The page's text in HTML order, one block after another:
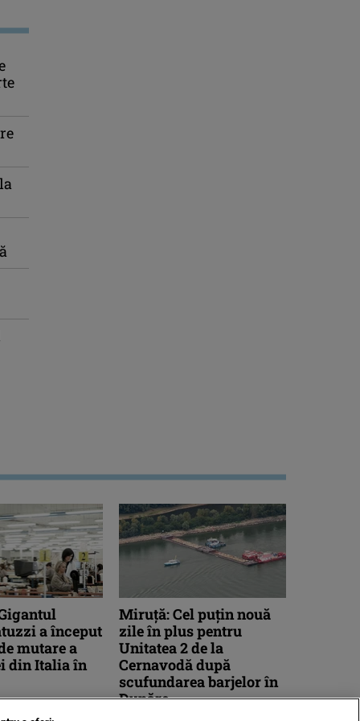
a început
mutare a
din Italia în
Miruță: Cel puțin nouă
zile în plus pentru
Unitatea 2 de la
Cernavodă după
scufundarea barjelor în
Dunăre